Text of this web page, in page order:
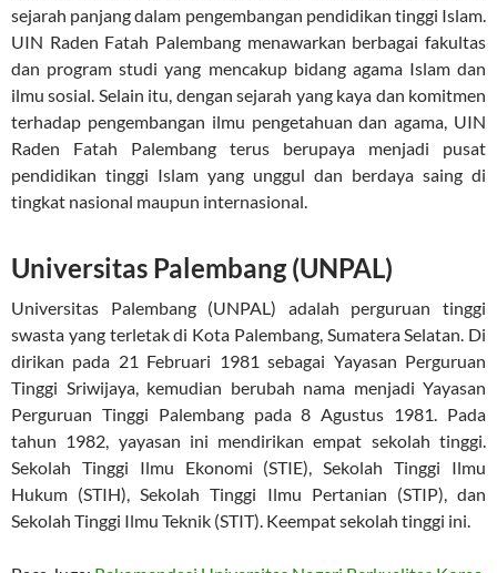
sejarah panjang dalam pengembangan pendidikan tinggi Islam.
UIN Raden Fatah Palembang menawarkan berbagai fakultas
dan program studi yang mencakup bidang agama Islam dan
ilmu sosial. Selain itu, dengan sejarah yang kaya dan komitmen
terhadap pengembangan ilmu pengetahuan dan agama, UIN
Raden Fatah Palembang terus berupaya menjadi pusat
pendidikan tinggi Islam yang unggul dan berdaya saing di
tingkat nasional maupun internasional.
Universitas Palembang (UNPAL)
Universitas Palembang (UNPAL) adalah perguruan tinggi
swasta yang terletak di Kota Palembang, Sumatera Selatan. Di
dirikan pada 21 Februari 1981 sebagai Yayasan Perguruan
Tinggi Sriwijaya, kemudian berubah nama menjadi Yayasan
Perguruan Tinggi Palembang pada 8 Agustus 1981. Pada
tahun 1982, yayasan ini mendirikan empat sekolah tinggi.
Sekolah Tinggi Ilmu Ekonomi (STIE), Sekolah Tinggi Ilmu
Hukum (STIH), Sekolah Tinggi Ilmu Pertanian (STIP), dan
Sekolah Tinggi Ilmu Teknik (STIT). Keempat sekolah tinggi ini.